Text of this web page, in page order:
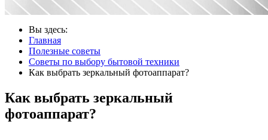
Вы здесь:
Главная
Полезные советы
Советы по выбору бытовой техники
Как выбрать зеркальный фотоаппарат?
Как выбрать зеркальный
фотоаппарат?